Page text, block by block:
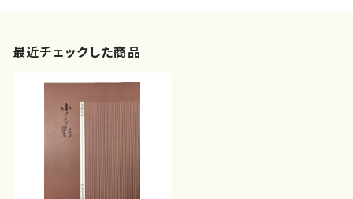
最近チェックした商品